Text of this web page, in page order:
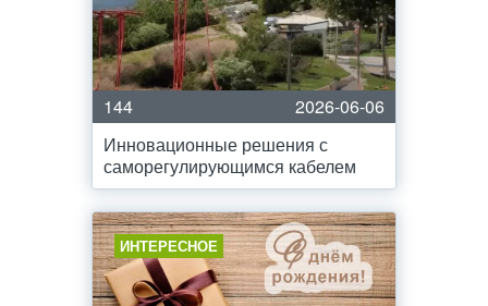
144
2026-06-06
Инновационные решения с
саморегулирующимся кабелем
ИНТЕРЕСНОЕ